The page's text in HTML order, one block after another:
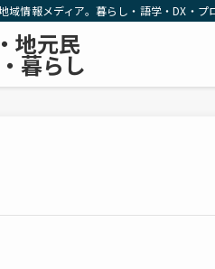
情報メディア。暮らし・語学・DX・プ
地元民
暮らし